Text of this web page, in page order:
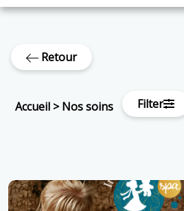
Retour
Accueil >Nos soins Filter